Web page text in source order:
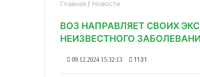
Главная Новости
ВОЗ НАПРАВЛЯЕТ СВОИХ
НЕИЗВЕСТНОГО
09.12.2024 15:32:13 1131